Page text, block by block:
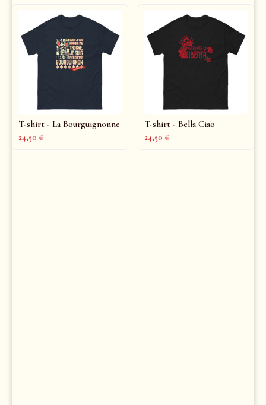
T-shirt - La Bourguignonne
24,50 €
T-shirt - Bella Ciao
24,50 €